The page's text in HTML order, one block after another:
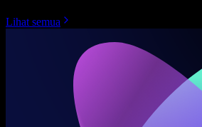
Lihat semua